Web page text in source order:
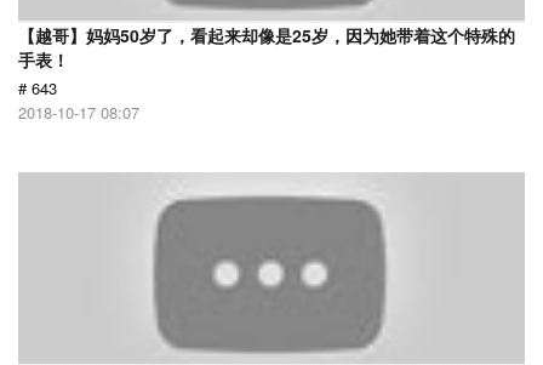
【越哥】妈妈50岁了，看起来却像是25岁，因为她带着这个特殊的
手表！
# 643
2018-10-17 08:07